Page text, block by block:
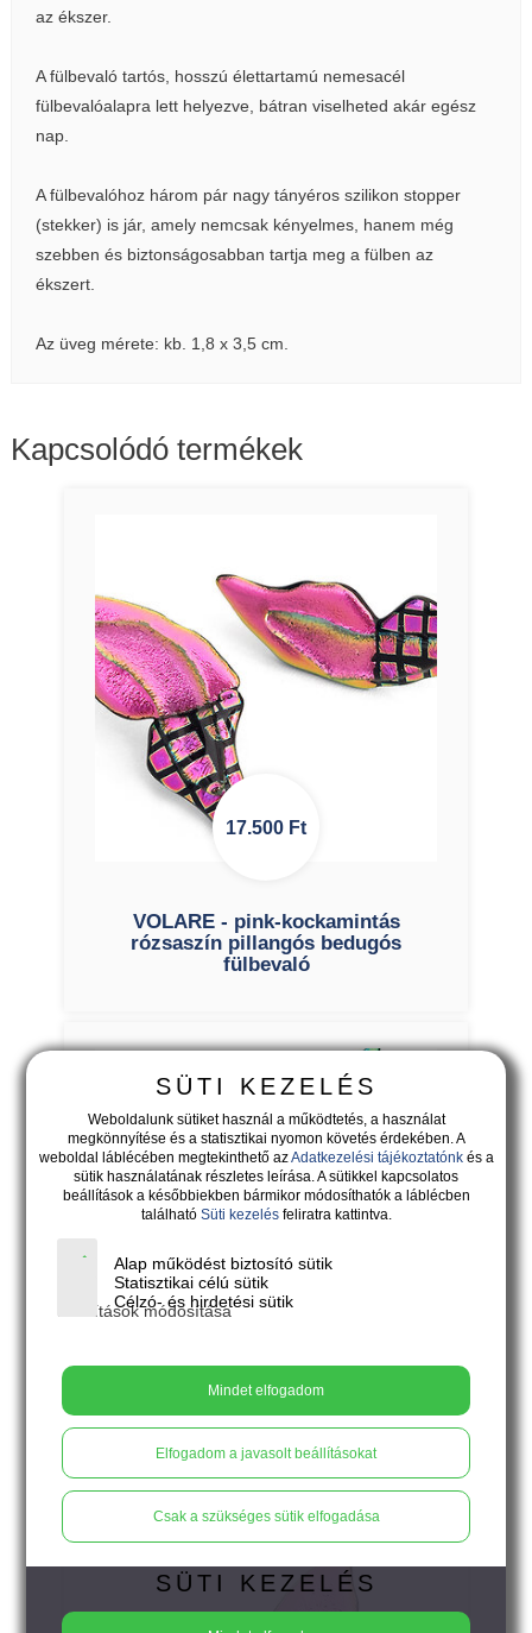
az ékszer.
A fülbevaló tartós, hosszú élettartamú nemesacél
fülbevalóalapra lett helyezve, bátran viselheted akár egész
nap.
A fülbevalóhoz három pár nagy tányéros szilikon stopper
(stekker) is jár, amely nemcsak kényelmes, hanem még
szebben és biztonságosabban tartja meg a fülben az
ékszert.
Az üveg mérete: kb. 1,8 x 3,5 cm.
Kapcsolódó termékek
17.500 Ft
VOLARE - pink-kockamintás
rózsaszín pillangós bedugós
fülbevaló
18.900Ft
VOLARE - rusztikus lime - cirmos
kék pillangós bedugós fülbevaló
SÜTI KEZELÉS
Weboldalunk sütiket használ a működtetés, a használat
megkönnyítése és a statisztikai nyomon követés érdekében. A
weboldal láblécében megtekinthető azAdatkezelési tájékoztatónkés a
sütik használatának részletes leírása. A sütikkel kapcsolatos
beállítások a későbbiekben bármikor módosíthatók a láblécben
található Süti kezelésfeliratra kattintva.
Alap működést biztosító sütik
Statisztikai célú sütik
Célzó- és hirdetési sütik
Beállítások módosítása
Mindet elfogadom
Elfogadom a javasolt beállításokat
Csak a szükséges sütik elfogadása
SÜTI KEZELÉS